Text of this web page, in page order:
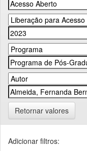
Retornar valores
Adicionar filtros: